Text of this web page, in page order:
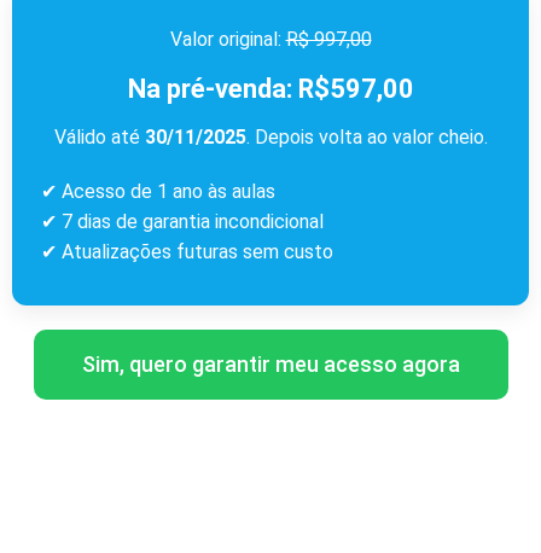
Valor original:R$ 997,00
Na pré-venda: R$597,00
Válido até 30/11/2025. Depois volta ao valor cheio.
✔ Acesso de 1 ano às aulas
✔ 7 dias de garantia incondicional
✔ Atualizações futuras sem custo
Sim, quero garantir meu acesso agora